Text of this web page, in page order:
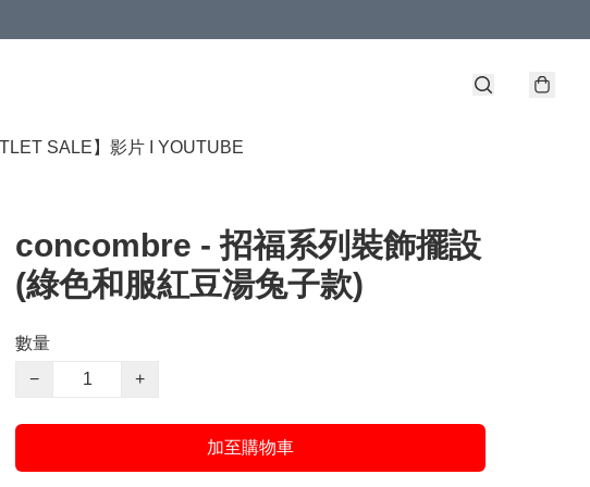
SALE】 影片 I YOUTUBE
concombre - 招福系列裝飾擺設
(綠色和服紅豆湯兔子款)
數量
−
+
加至購物車